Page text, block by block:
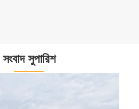
সংবাদ সুপারিশ